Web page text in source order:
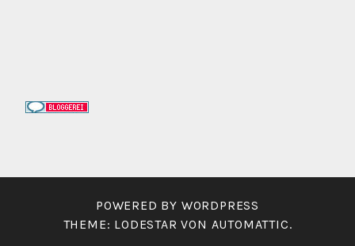
POWERED BY WORDPRESS
THEME: LODESTAR VON AUTOMATTIC.